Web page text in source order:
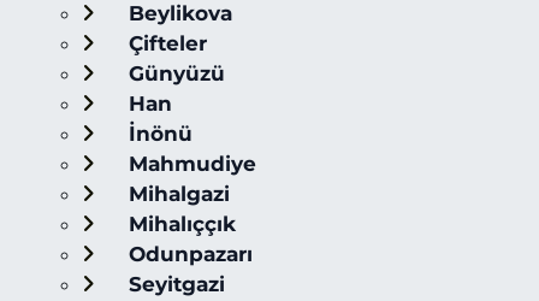
Beylikova
Çifteler
Günyüzü
Han
İnönü
Mahmudiye
Mihalgazi
Mihalıççık
Odunpazarı
Seyitgazi